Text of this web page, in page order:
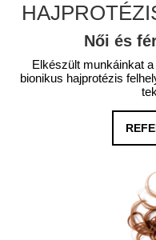
Női és
Elkészült munkáinkat
bionikus hajprotézis